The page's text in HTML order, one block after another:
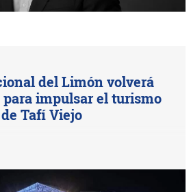
del Limón volverá
impulsar el turismo
Tafí Viejo